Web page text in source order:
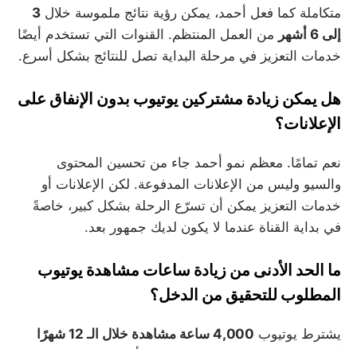
متكاملة كما فعل أحمد، يمكن رؤية نتائج ملموسة خلال 3
إلى 6 أشهر
من العمل المنتظم. القنوات التي تستخدم أيضًا
خدمات التعزيز في مرحلة البداية تصل للنتائج بشكل أسرع.
هل يمكن زيادة مشتركين يوتيوب بدون الإنفاق على
الإعلانات؟
نعم تمامًا. معظم نمو أحمد جاء من تحسين المحتوى
والسيو وليس من الإعلانات المدفوعة. لكن الإعلانات أو
خدمات التعزيز يمكن أن تسرّع الرحلة بشكل كبير، خاصةً
في بداية القناة عندما لا يكون لديك جمهور بعد.
ما الحد الأدنى من زيادة ساعات مشاهدة يوتيوب
المطلوب للتحقيق من الدخل؟
يشترط يوتيوب
4,000 ساعة مشاهدة خلال الـ 12 شهرًا